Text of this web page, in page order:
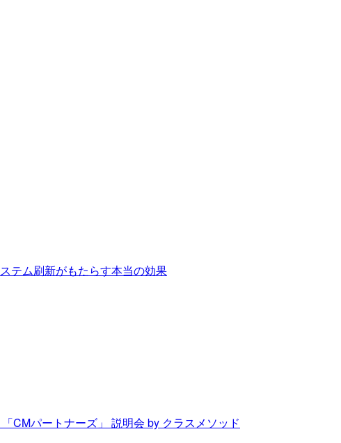
テム刷新がもたらす本当の効果
CMパートナーズ」 説明会 by クラスメソッド